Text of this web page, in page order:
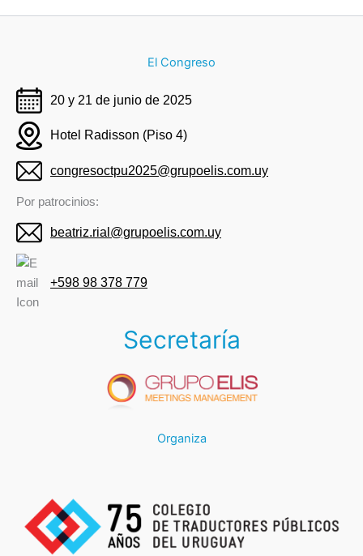
El Congreso
20 y 21 de junio de 2025
Hotel Radisson (Piso 4)
congresoctpu2025@grupoelis.com.uy
Por patrocinios:
beatriz.rial@grupoelis.com.uy
+598 98 378 779
Secretaría
Organiza